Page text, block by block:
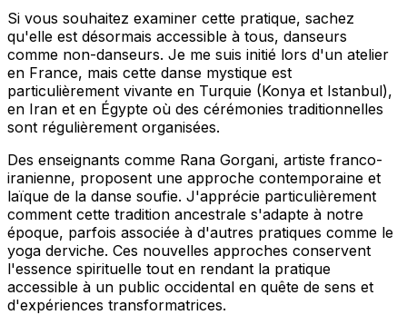
Si vous souhaitez examiner cette pratique, sachez
qu'elle est désormais accessible à tous, danseurs
comme non-danseurs. Je me suis initié lors d'un atelier
en France, mais cette danse mystique est
particulièrement vivante en Turquie (Konya et Istanbul),
en Iran et en Égypte où des cérémonies traditionnelles
sont régulièrement organisées.
Des enseignants comme Rana Gorgani, artiste franco-
iranienne, proposent une approche contemporaine et
laïque de la danse soufie. J'apprécie particulièrement
comment cette tradition ancestrale s'adapte à notre
époque, parfois associée à d'autres pratiques comme le
yoga derviche. Ces nouvelles approches conservent
l'essence spirituelle tout en rendant la pratique
accessible à un public occidental en quête de sens et
d'expériences transformatrices.